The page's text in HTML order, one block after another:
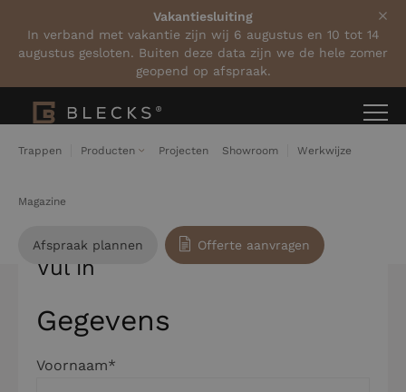
Vakantiesluiting
In verband met vakantie zijn wij 6 augustus en 10 tot 14
augustus gesloten. Buiten deze data zijn we de hele zomer
geopend op afspraak.
Trappen Producten Projecten Showroom Werkwijze
Magazine
Afspraak plannen Offerte aanvragen
Home Inspiratieboek aanvragen
Ontvang ons
inspiratieboek
Vul in
Gegevens
Voornaam*